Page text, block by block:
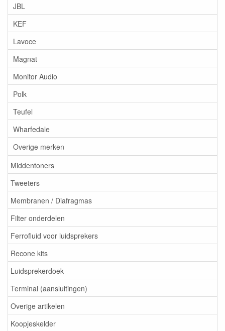
JBL
KEF
Lavoce
Magnat
Monitor Audio
Polk
Teufel
Wharfedale
Overige merken
Middentoners
Tweeters
Membranen / Diafragmas
Filter onderdelen
Ferrofluid voor luidsprekers
Recone kits
Luidsprekerdoek
Terminal (aansluitingen)
Overige artikelen
Koopjeskelder